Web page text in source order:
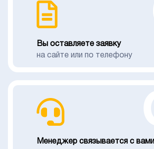
Вы оставляете заявку
на сайте или по телефону
Менеджер связывается с вами